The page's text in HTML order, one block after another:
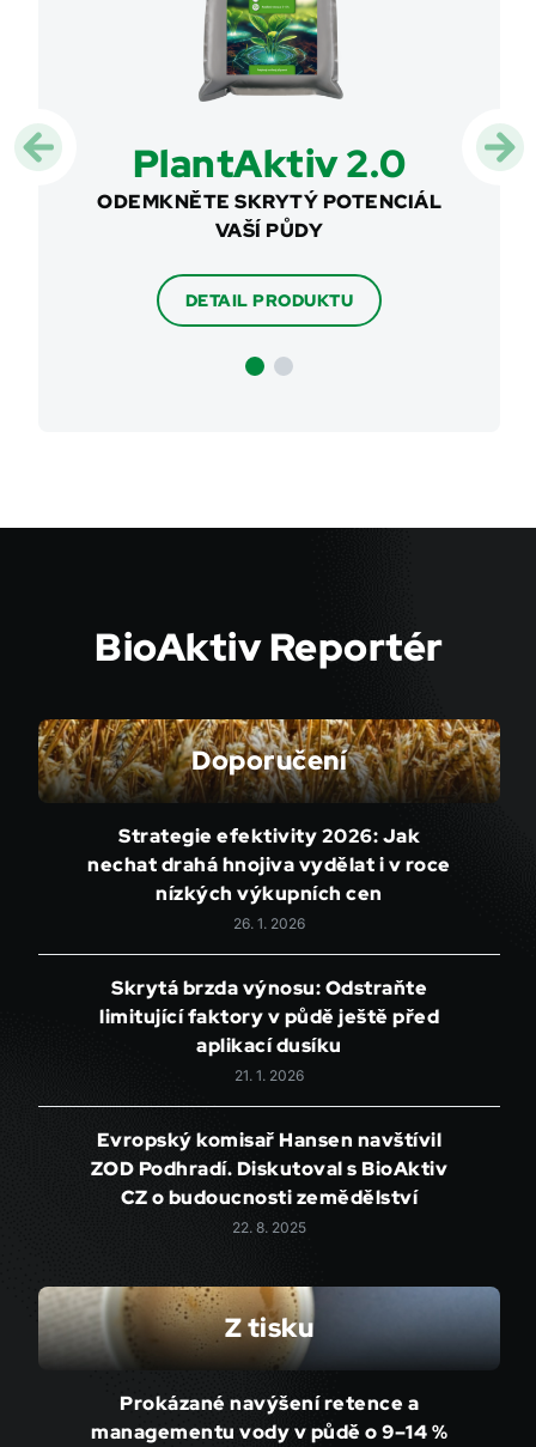
PlantAktiv 2.0
ODEMKNĚTE SKRYTÝ POTENCIÁL
VAŠÍ PŮDY
DETAIL PRODUKTU
BioAktiv Reportér
Doporučení
Strategie efektivity 2026: Jak
nechat drahá hnojiva vydělat i v roce
nízkých výkupních cen
26. 1. 2026
Skrytá brzda výnosu: Odstraňte
limitující faktory v půdě ještě před
aplikací dusíku
21. 1. 2026
Evropský komisař Hansen navštívil
ZOD Podhradí. Diskutoval s BioAktiv
CZ o budoucnosti zemědělství
22. 8. 2025
Z tisku
Prokázané navýšení retence a
managementu vody v půdě o 9–14 %